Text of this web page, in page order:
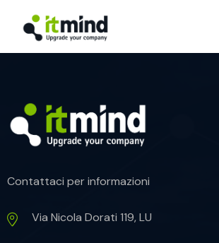
Contattaci per informazioni
Via Nicola Dorati 119, LU